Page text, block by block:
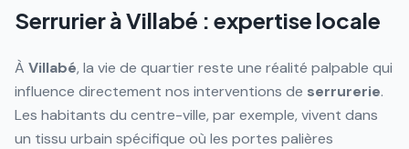
Serrurier àVillabé : expertise locale
À Villabé, la vie de quartier reste une réalité palpable qui
influence directement nos interventions de serrurerie.
Les habitants du centre-ville, par exemple, vivent dans
un tissu urbain spécifique où les portes palières